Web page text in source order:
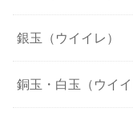
銀玉（ウイイレ）
銅玉・白玉（ウイイ